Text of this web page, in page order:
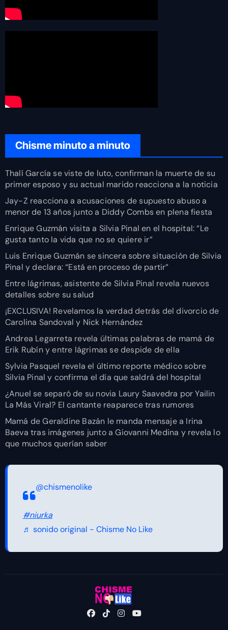
Chisme minuto a minuto
Thalí García se viste de luto, confirman la muerte de su
primer esposo y su actual marido reacciona a la noticia
Jay-Z reacciona a acusaciones de supuesto abuso a
menor de 13 años junto a Diddy Combs en plena fiesta
Enrique Guzmán visita a Silvia Pinal en el hospital: “Le
gusta tanto la vida que no se quiere ir”
Luis Enrique Guzmán se sincera sobre situación de Silvia
Pinal y declara: “Está en proceso de partir”
Entre lágrimas, asistente de Silvia Pinal revela nuevos
detalles sobre su salud
¡EXCLUSIVA! Revelamos la verdad detrás del divorcio de
Carolina Sandoval y Nick Hernández
Andrea Legarreta revela últimas palabras de mamá de
Erik Rubín y entre lágrimas se despide de ella
Sylvia Pasquel revela el último reporte médico sobre
Silvia Pinal y confirma el día que saldrá del hospital
¿Anuel se separó de su novia Laury Saavedra por Yailin
La Más Viral? El cantante reaparece tras rumores
Mamá de Geraldine Bazán le manda mensaje a Irina
Baeva tras imágenes junto a Giovanni Medina y revela lo
que muchos querían saber
@chismenolike
#niurka
♬ sonido original - Chisme No Like